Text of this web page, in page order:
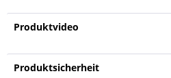
Produktvideo
Produktsicherheit